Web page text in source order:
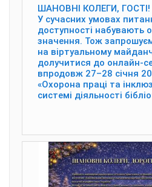
ШАНОВНІ КОЛЕГИ, ГОСТІ!
У сучасних умовах
доступності набувають
значення. Тож
на віртуальному
долучитися до онлайн-
впродовж 27–28 січня
«Охорона праці та
системі діяльності